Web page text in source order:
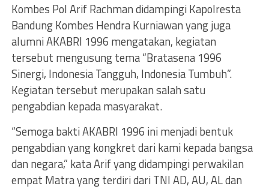
Kombes Pol Arif Rachman didampingi Kapolresta
Bandung Kombes Hendra Kurniawan yang juga
alumni AKABRI 1996 mengatakan, kegiatan
tersebut mengusung tema “Bratasena 1996
Sinergi, Indonesia Tangguh, Indonesia Tumbuh”.
Kegiatan tersebut merupakan salah satu
pengabdian kepada masyarakat.
“Semoga bakti AKABRI 1996 ini menjadi bentuk
pengabdian yang kongkret dari kami kepada bangsa
dan negara,” kata Arif yang didampingi perwakilan
empat Matra yang terdiri dari TNI AD, AU, AL dan